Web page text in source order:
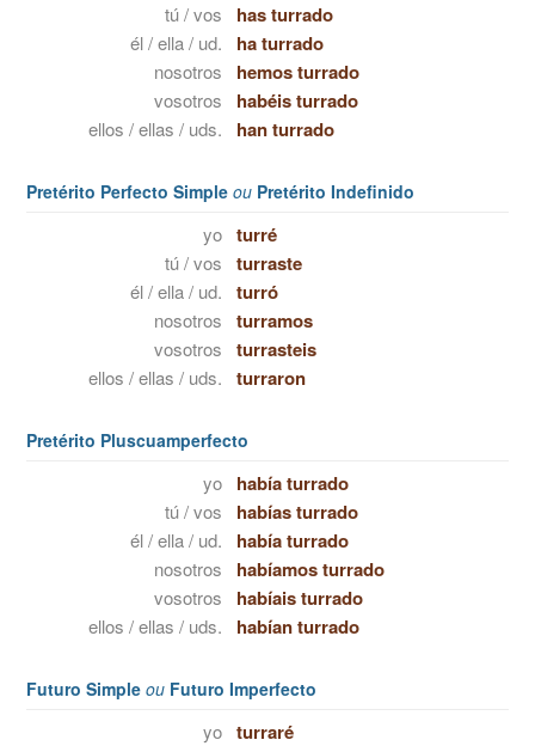
tú / vos has turrado
él / ella / ud. ha turrado
nosotros hemos turrado
vosotros habéis turrado
ellos / ellas / uds. han turrado
Pretérito Perfecto Simple ou Pretérito Indefinido
yo turré
tú / vos turraste
él / ella / ud. turró
nosotros turramos
vosotros turrasteis
ellos / ellas / uds. turraron
Pretérito Pluscuamperfecto
yo había turrado
tú / vos habías turrado
él / ella / ud. había turrado
nosotros habíamos turrado
vosotros habíais turrado
ellos / ellas / uds. habían turrado
Futuro Simple ou Futuro Imperfecto
yo turraré